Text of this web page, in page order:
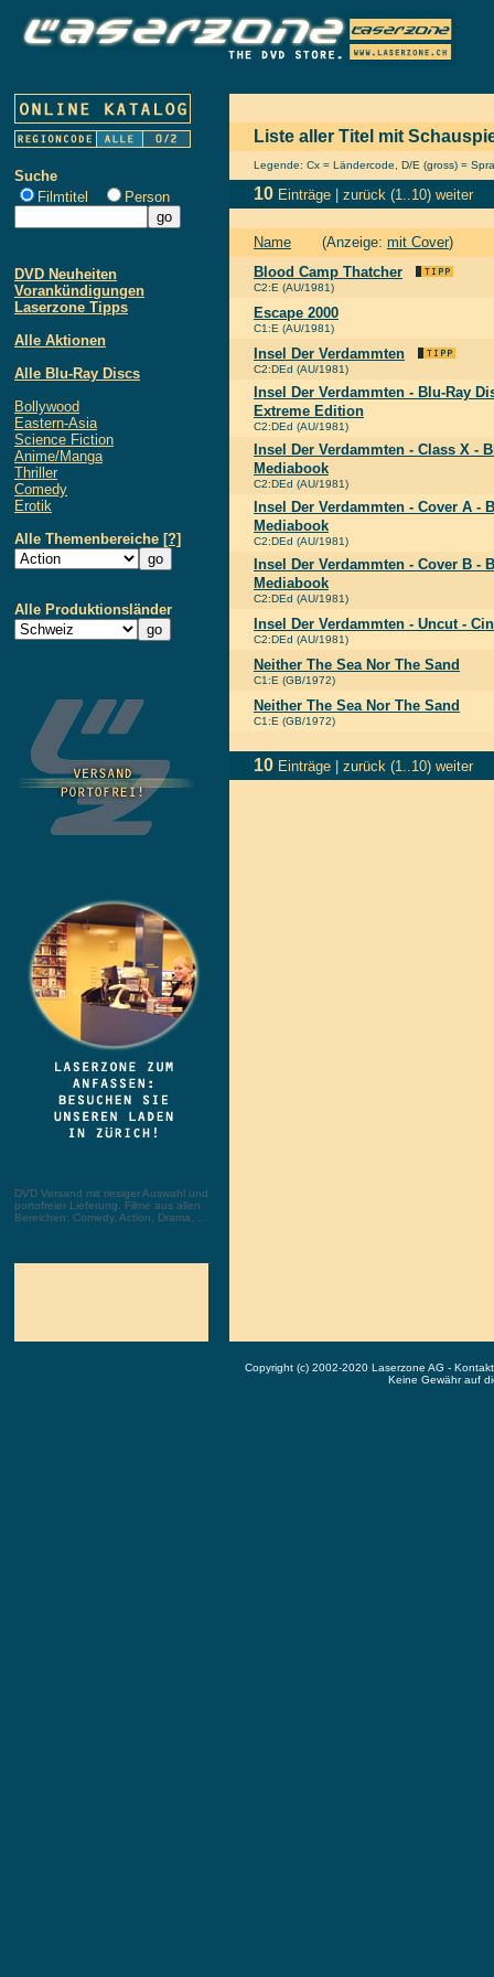
Suche
Filmtitel
Person
DVD Neuheiten
Vorankündigungen
Laserzone Tipps
Alle Aktionen
Alle Blu-Ray Discs
Bollywood
Eastern-Asia
Science Fiction
Anime/Manga
Thriller
Comedy
Erotik
Alle Themenbereiche [?]
Alle Produktionsländer
DVD Versand mit riesiger Auswahl und
portofreier Lieferung. Filme aus allen
Bereichen: Comedy, Action, Drama, ...
Liste aller Titel mit
Legende: Cx = Ländercode, D/E (gross) =
10 Einträge | zurück (1..10) weiter
Name (Anzeige: mit Cover)
Blood Camp Thatcher
C2:E (AU/1981)
Escape 2000
C1:E (AU/1981)
Insel Der Verdammten
C2:DEd (AU/1981)
Insel Der Verdammten - Blu-Ray
Extreme Edition
C2:DEd (AU/1981)
Insel Der Verdammten - Class X -
Mediabook
C2:DEd (AU/1981)
Insel Der Verdammten - Cover A -
Mediabook
C2:DEd (AU/1981)
Insel Der Verdammten - Cover B -
Mediabook
C2:DEd (AU/1981)
Insel Der Verdammten - Uncut -
C2:DEd (AU/1981)
Neither The Sea Nor The Sand
C1:E (GB/1972)
Neither The Sea Nor The Sand
C1:E (GB/1972)
10 Einträge | zurück (1..10) weiter
Copyright (c) 2002-2020 Laserzone AG -
Keine Gewähr auf